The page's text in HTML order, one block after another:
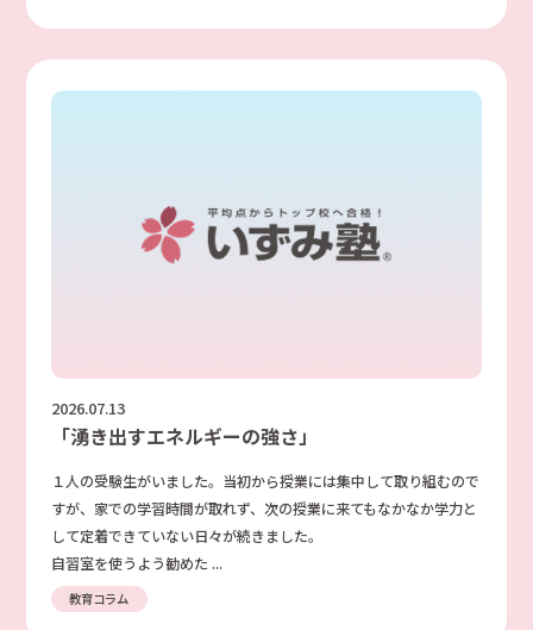
2026.07.13
「湧き出すエネルギーの強さ」
１人の受験生がいました。当初から授業には集中して取り組むので
すが、家での学習時間が取れず、次の授業に来てもなかなか学力と
して定着できていない日々が続きました。
自習室を使うよう勧めた ...
教育コラム